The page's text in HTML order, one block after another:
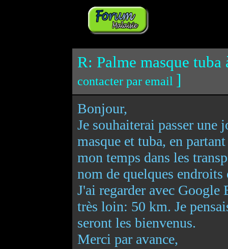
R: Palme masque
contacter par email ]
Bonjour,
Je souhaiterai passer une
masque et tuba, en
mon temps dans les
nom de quelques endroits
J'ai regarder avec Google
très loin: 50 km. Je
seront les bienvenus.
Merci par avance,